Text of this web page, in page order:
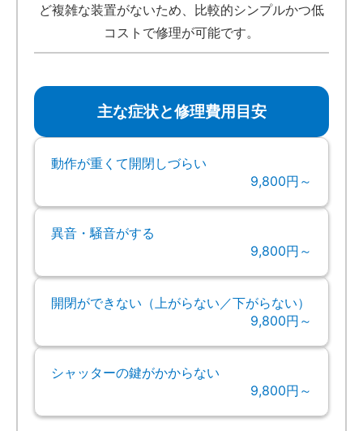
ど複雑な装置がないため、比較的シンプルかつ低
コストで修理が可能です。
主な症状と修理費用目安
動作が重くて開閉しづらい
9,800円～
異音・騒音がする
9,800円～
開閉ができない（上がらない／下がらない）
9,800円～
シャッターの鍵がかからない
9,800円～